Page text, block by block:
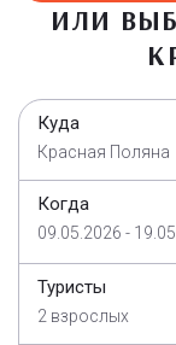
ИЛИ
Куда
Красная Поляна
Когда
09.05.2026 -
Туристы
2 взрослых